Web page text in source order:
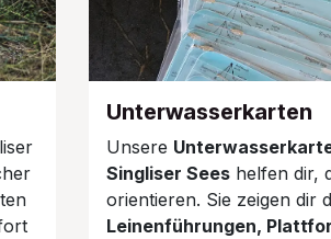
Unterwasserkarten
Unsere
Singliser Sees helfen dir,
orientieren. Sie zeigen dir
Leinenführungen,